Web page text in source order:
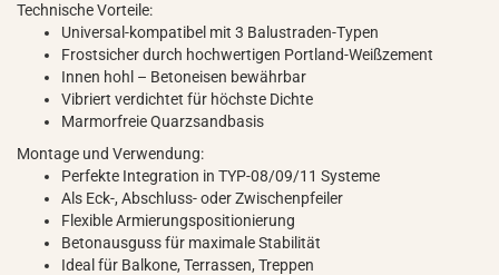
Technische Vorteile:
Universal-kompatibel mit 3 Balustraden-Typen
Frostsicher durch hochwertigen Portland-Weißzement
Innen hohl – Betoneisen bewährbar
Vibriert verdichtet für höchste Dichte
Marmorfreie Quarzsandbasis
Montage und Verwendung:
Perfekte Integration in TYP-08/09/11 Systeme
Als Eck-, Abschluss- oder Zwischenpfeiler
Flexible Armierungspositionierung
Betonausguss für maximale Stabilität
Ideal für Balkone, Terrassen, Treppen